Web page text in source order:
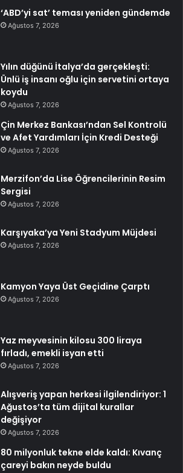
‘ABD’yi sat’ teması yeniden gündemde
Ağustos 7, 2026
Yılın düğünü İtalya’da gerçekleşti:
Ünlü iş insanı oğlu için servetini ortaya
koydu
Ağustos 7, 2026
Çin Merkez Bankası’ndan Sel Kontrolü
ve Afet Yardımları İçin Kredi Desteği
Ağustos 7, 2026
Merzifon’da Lise Öğrencilerinin Resim
Sergisi
Ağustos 7, 2026
Karşıyaka’ya Yeni Stadyum Müjdesi
Ağustos 7, 2026
Kamyon Yaya Üst Geçidine Çarptı
Ağustos 7, 2026
Yaz meyvesinin kilosu 300 liraya
fırladı, emekli isyan etti
Ağustos 7, 2026
Alışveriş yapan herkesi ilgilendiriyor: 1
Ağustos’ta tüm dijital kurallar
değişiyor
Ağustos 7, 2026
80 milyonluk tekne elde kaldı: Kıvanç
çareyi bakın neyde buldu